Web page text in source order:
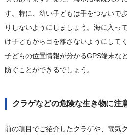
す。特に、幼い子どもは手をつないで
りしないようにしましょう。海に入っ
け子どもから目を離さないようにしてく
子どもの位置情報が分かるGPS端末な
防ぐことができるでしょう。
クラゲなどの危険な生き物に注
前の項目でご紹介したクラゲや、電気